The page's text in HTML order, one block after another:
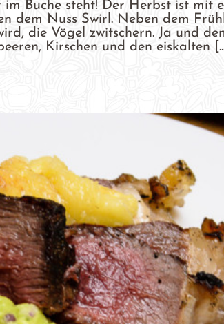
Buche steht! Der Herbst ist mit
dem Nuss Swirl. Neben dem
die Vögel zwitschern. Ja und
Kirschen und den eiskalten